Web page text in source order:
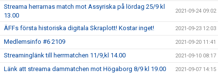
Streama herrarnas match mot Assyriska på lördag 25/9 kl
13.00
2021-09-24 09:02
ÄFFs första historiska digitala Skraplott! Kostar inget! 2021-09-23 12:03
Medlemsinfo #6 2109 2021-09-20 11:41
Streaminglänk till herrmatchen 11/9,kl 14.00 2021-09-10 08:17
Länk att streama dammatchen mot Högaborg 8/9 kl 19.00 2021-09-07 14:15